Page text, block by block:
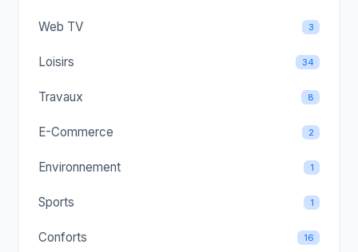
Web TV 3
Loisirs 34
Travaux 8
E-Commerce 2
Environnement 1
Sports 1
Conforts 16